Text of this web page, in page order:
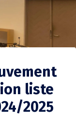
liste
2025